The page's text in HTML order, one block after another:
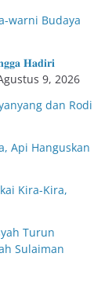
warni Budaya
𝐇𝐚𝐝𝐢𝐫𝐢
9, 2026
dan Rodi
Api Hanguskan
Kira-Kira,
Turun
Sulaiman